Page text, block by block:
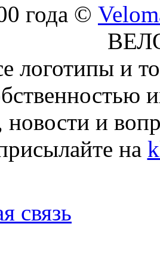
года ©
логотипы и
и
на
связь